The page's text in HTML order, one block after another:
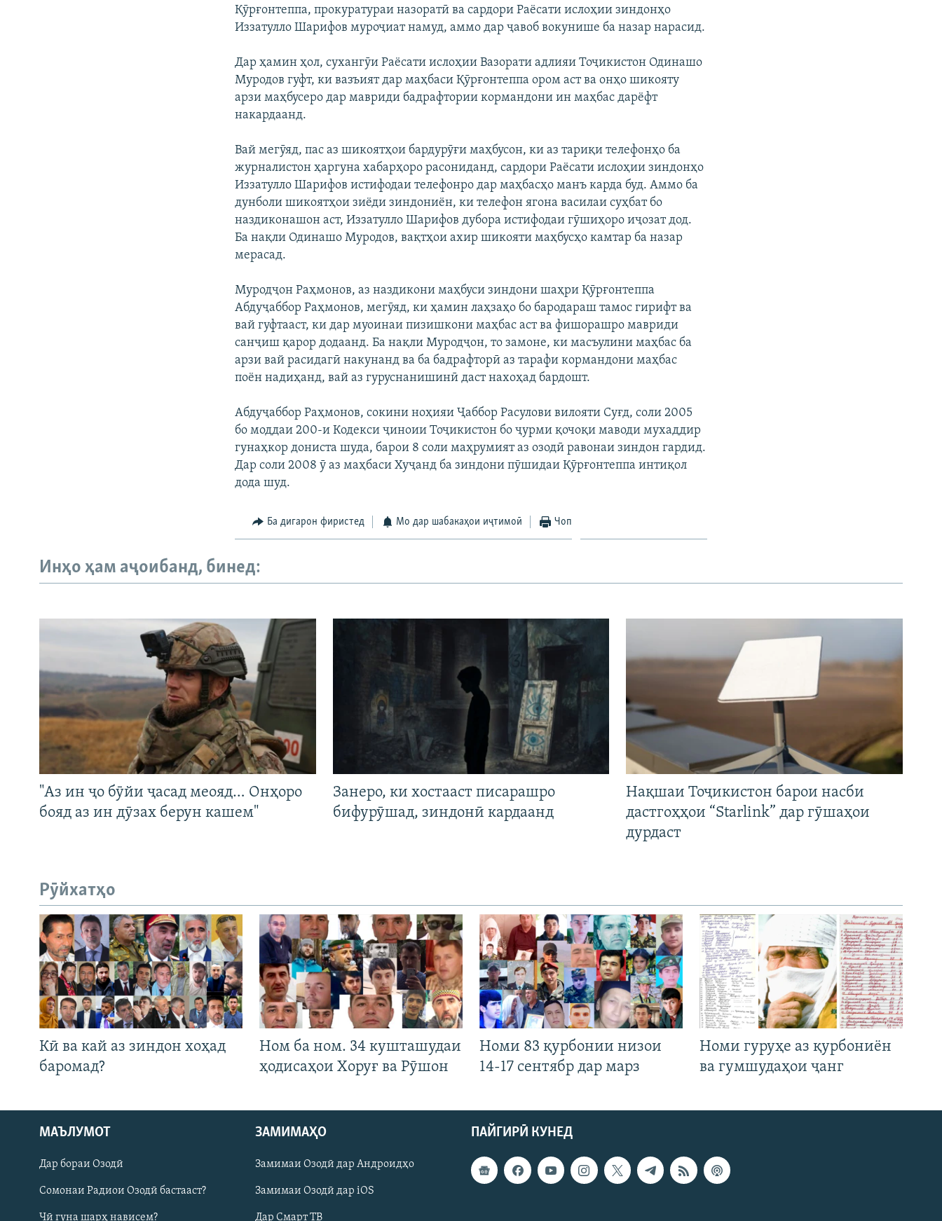
Русский
ПАЙГИРӢ КУНЕД
Қӯрғонтеппа, прокуратураи назоратӣ ва сардори Раёсати ислоҳии зиндонҳо
Иззатулло Шарифов муроҷиат намуд, аммо дар ҷавоб вокунише ба назар нарасид.
Дар ҳамин ҳол, сухангӯи Раёсати ислоҳии Вазорати адлияи Тоҷикистон Одинашо
Муродов гуфт, ки вазъият дар маҳбаси Қӯрғонтеппа ором аст ва онҳо шикояту
арзи маҳбусеро дар мавриди бадрафтории кормандони ин маҳбас дарёфт
накардаанд.
Вай мегӯяд, пас аз шикоятҳои бардурӯғи маҳбусон, ки аз тариқи телефонҳо ба
журналистон ҳаргуна хабарҳоро расониданд, сардори Раёсати ислоҳии зиндонҳо
Иззатулло Шарифов истифодаи телефонро дар маҳбасҳо манъ карда буд. Аммо ба
дунболи шикоятҳои зиёди зиндониён, ки телефон ягона василаи суҳбат бо
наздиконашон аст, Иззатулло Шарифов дубора истифодаи гӯшиҳоро иҷозат дод.
Ба нақли Одинашо Муродов, вақтҳои ахир шикояти маҳбусҳо камтар ба назар
мерасад.
Муродҷон Раҳмонов, аз наздикони маҳбуси зиндони шаҳри Қӯрғонтеппа
Абдуҷаббор Раҳмонов, мегӯяд, ки ҳамин лаҳзаҳо бо бародараш тамос гирифт ва
вай гуфтааст, ки дар муоинаи пизишкони маҳбас аст ва фишорашро мавриди
санҷиш қарор додаанд. Ба нақли Муродҷон, то замоне, ки масъулини маҳбас ба
арзи вай расидагӣ накунанд ва ба бадрафторӣ аз тарафи кормандони маҳбас
поён надиҳанд, вай аз гуруснанишинӣ даст нахоҳад бардошт.
Абдуҷаббор Раҳмонов, сокини ноҳияи Ҷаббор Расулови вилояти Суғд, соли 2005
бо моддаи 200-и Кодекси ҷиноии Тоҷикистон бо ҷурми қочоқи маводи мухаддир
гунаҳкор дониста шуда, барои 8 соли маҳрумият аз озодӣ равонаи зиндон гардид.
Дар соли 2008 ӯ аз маҳбаси Хуҷанд ба зиндони пӯшидаи Қӯрғонтеппа интиқол
дода шуд.
Ба дигарон фиристед Мо дар шабакаҳои иҷтимоӣ Чоп
Инҳо ҳам аҷоибанд, бинед:
"Аз ин ҷо бӯйи ҷасад меояд… Онҳоро
бояд аз ин дӯзах берун кашем"
Занеро, ки хостааст писарашро
бифурӯшад, зиндонӣ кардаанд
Нақшаи Тоҷикистон барои насби
дастгоҳҳои “Starlink” дар гӯшаҳои
дурдаст
Рӯйхатҳо
Кӣ ва кай аз зиндон хоҳад
баромад?
Ном ба ном. 34 кушташудаи
ҳодисаҳои Хоруғ ва Рӯшон
Номи 83 қурбонии низои
14-17 сентябр дар марз
Номи гуруҳе аз қурбониён
ва гумшудаҳои ҷанг
ПАЙГИРӢ КУНЕД
МАЪЛУМОТ
Дар бораи Озодӣ
Сомонаи Радиои Озодӣ бастааст?
Чӣ гуна шарҳ нависем?
ЗАМИМАҲО
Замимаи Озодӣ дар Андроидҳо
Замимаи Озодӣ дар iOS
Дар Смарт ТВ